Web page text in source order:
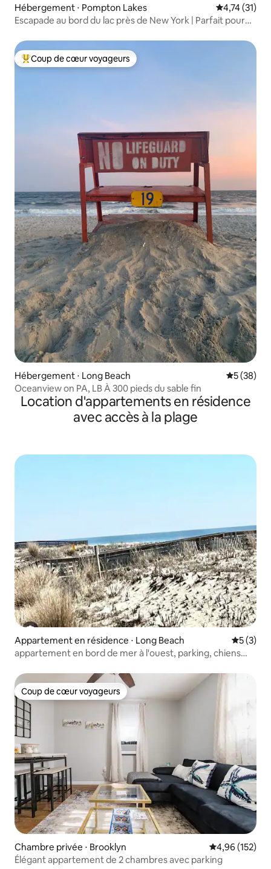
Hébergement ⋅ Pompton Lakes Évaluation
4,74 (31)
Escapade au bord du lac près de New York | Parfait pour
Coups de cœur voyageurs les plus appréciés
Coup de cœur voyageurs
Hébergement ⋅ Long Beach
5 (38)
Oceanview on PA, LB À 300 pieds du sable fin
Location d'appartements en résidence
avec accès à la plage
Appartement en résidence ⋅ Long Beach
5 (3)
appartement en bord de mer à l'ouest, parking, chiens
Coup de cœur voyageurs
Coup de cœur voyageurs
Chambre privée ⋅ Brooklyn Évaluation
4,96 (152)
Élégant appartement de 2 chambres avec parking